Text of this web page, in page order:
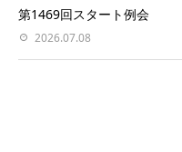
第1469回スタート例会
2026.07.08